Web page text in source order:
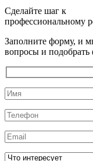
Сделайте шаг к
профессиональному
Заполните форму, и
вопросы и подобрать